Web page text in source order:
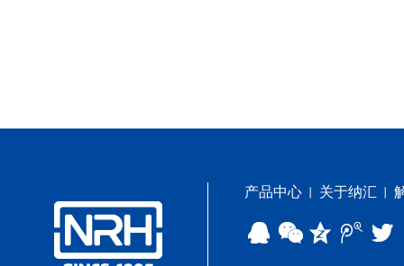
产品中心 关于纳汇